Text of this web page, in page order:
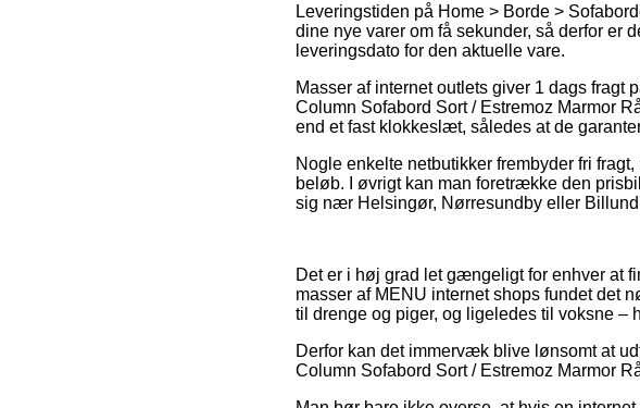
Leveringstiden på Home > Borde >
dine nye varer om få sekunder, så derfor er
leveringsdato for den aktuelle vare.
Masser af internet outlets giver 1 dags
Column Sofabord Sort / Estremoz Marmor
end et fast klokkeslæt, således at de
Nogle enkelte netbutikker frembyder fri
beløb. I øvrigt kan man foretrække den
sig nær Helsingør, Nørresundby eller
Det er i høj grad let gængeligt for enhver at
masser af MENU internet shops fundet det
til drenge og piger, og ligeledes til voksne –
Derfor kan det immervæk blive lønsomt at
Column Sofabord Sort / Estremoz Marmor